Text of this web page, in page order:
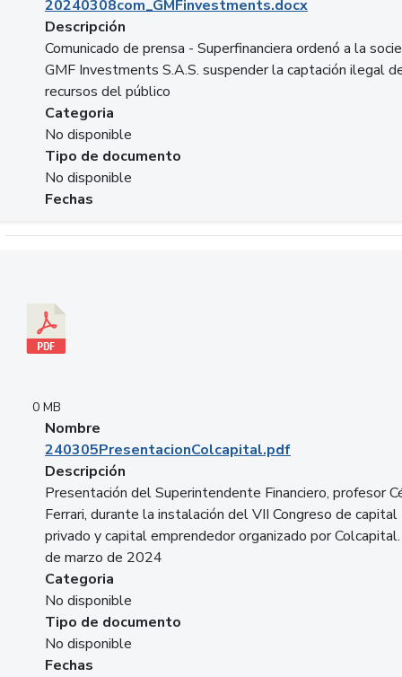
20240308com_GMFinvestments.docx
Descripción
Comunicado de prensa - Superfinanciera ordenó a la
GMF Investments S.A.S. suspender la captación ilegal
recursos del público
Categoria
No disponible
Tipo de documento
No disponible
Fechas
0 MB
Nombre
240305PresentacionColcapital.pdf
Descripción
Presentación del Superintendente Financiero, profesor
Ferrari, durante la instalación del VII Congreso de capital
privado y capital emprendedor organizado por
de marzo de 2024
Categoria
No disponible
Tipo de documento
No disponible
Fechas